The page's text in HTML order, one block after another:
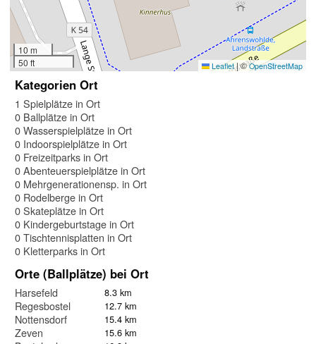
10 m
50 ft
Leaflet |©OpenStreetMap
Kategorien Ort
1 Spielplätze in Ort
0 Ballplätze in Ort
0 Wasserspielplätze in Ort
0 Indoorspielplätze in Ort
0 Freizeitparks in Ort
0 Abenteuerspielplätze in Ort
0 Mehrgenerationensp. in Ort
0 Rodelberge in Ort
0 Skateplätze in Ort
0 Kindergeburtstage in Ort
0 Tischtennisplatten in Ort
0 Kletterparks in Ort
Orte (Ballplätze) bei Ort
Harsefeld 8.3 km
Regesbostel 12.7 km
Nottensdorf 15.4 km
Zeven 15.6 km